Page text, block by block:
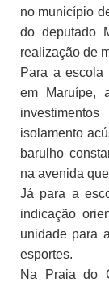
no município
do deputado
realização de
Para a escola
em Maruípe,
isolamento
barulho
na avenida
Já para a
indicação
unidade para
esportes.
Na Praia do